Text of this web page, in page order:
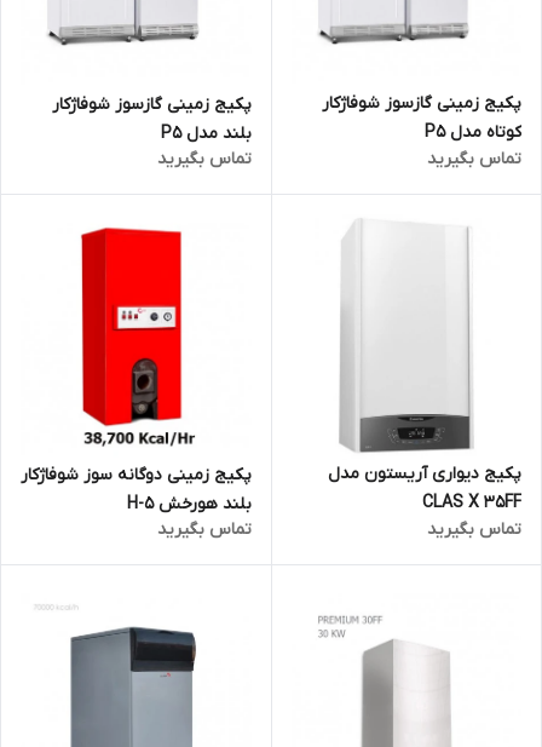
پکیج زمینی گازسوز شوفاژکار
کوتاه مدل P5
تماس بگیرید
پکیج زمینی گازسوز شوفاژکار
بلند مدل P5
تماس بگیرید
پکیج دیواری آریستون مدل
CLAS X 35FF
تماس بگیرید
پکیج زمینی دوگانه سوز شوفاژکار
بلند هورخش H-5
تماس بگیرید